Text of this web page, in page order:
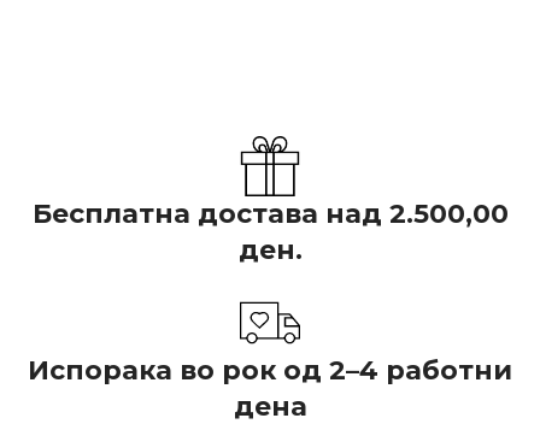
Бесплатна достава над 2.500,00
ден.
Испорака во рок од 2–4 работни
дена